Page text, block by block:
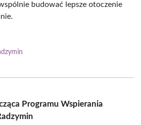
budować lepsze otoczenie
Programu Wspierania